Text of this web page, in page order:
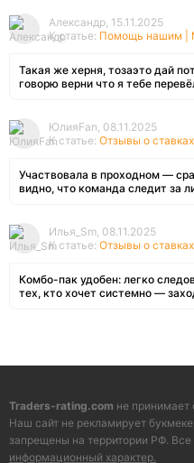
Александр, 15.11.2025
К статье: Помощь нашим |
Такая же херня, тозаэто дай
говорю верни что я тебе
ЮлияFan, 08.11.2025
К статье: Отзывы о
Участвовала в проходном —
видно, что команда следит за
Илья_Sm, 08.11.2025
К статье: Отзывы о
Комбо-пак удобен: легко
тех, кто хочет системно —
Traders-rating.com не принимает
Наш сайт не рекламирует
запрещены на территории РФ. Все
информационный характер.